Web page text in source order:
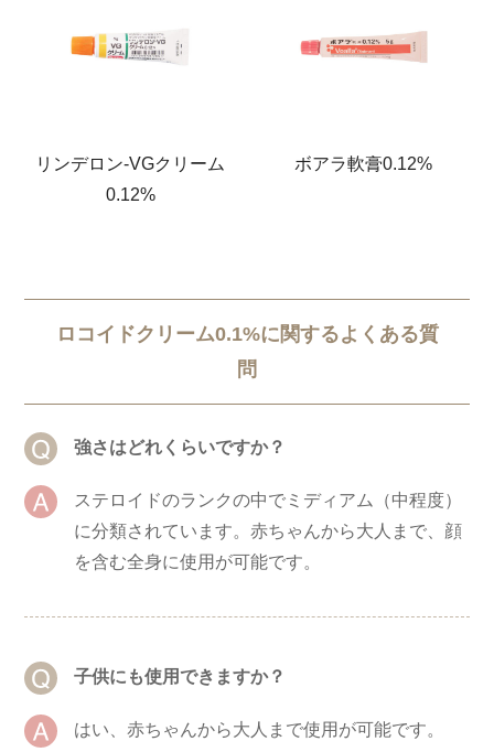
リンデロン-VGクリーム
0.12%
ボアラ軟膏0.12%
ロコイドクリーム0.1%に関するよくある質
問
強さはどれくらいですか？
ステロイドのランクの中でミディアム（中程度）
に分類されています。赤ちゃんから大人まで、顔
を含む全身に使用が可能です。
子供にも使用できますか？
はい、赤ちゃんから大人まで使用が可能です。